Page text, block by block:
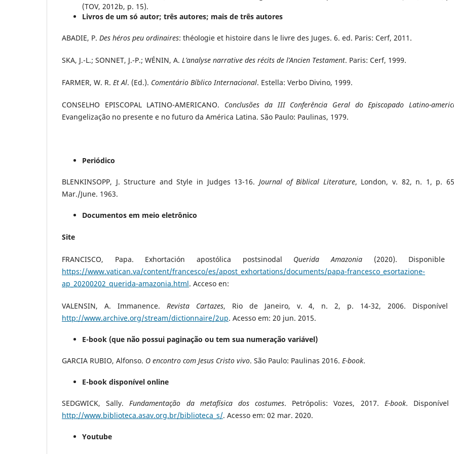
(TOV, 2012b, p. 15).
Livros de um só autor; três autores; mais de três autores
ABADIE, P. Des héros peu ordinaires: théologie et histoire dans le livre des Juges. 6. ed. Paris: Cerf, 2011.
SKA, J.-L.; SONNET, J.-P.; WÉNIN, A. L’analyse narrative des récits de l’Ancien Testament. Paris: Cerf, 1999.
FARMER, W. R. Et Al. (Ed.). Comentário Bíblico Internacional. Estella: Verbo Divino, 1999.
CONSELHO EPISCOPAL LATINO-AMERICANO. Conclusões da III Conferência Geral do Episcopado Latino-
Evangelização no presente e no futuro da América Latina. São Paulo: Paulinas, 1979.
Periódico
BLENKINSOPP, J. Structure and Style in Judges 13-16. Journal of Biblical Literature, London, v. 82, n. 1, p.
Mar./June. 1963.
Documentos em meio eletrônico
Site
FRANCISCO, Papa. Exhortación apostólica postsinodal Querida Amazonia (2020). Disponible
https://www.vatican.va/content/francesco/es/apost_exhortations/documents/papa-francesco_esortazione-
ap_20200202_querida-amazonia.html. Acceso en:
VALENSIN, A. Immanence. Revista Cartazes, Rio de Janeiro, v. 4, n. 2, p. 14-32, 2006. Disponível
http://www.archive.org/stream/dictionnaire/2up. Acesso em: 20 jun. 2015.
E-book (que não possui paginação ou tem sua numeração variável)
GARCIA RUBIO, Alfonso. O encontro com Jesus Cristo vivo. São Paulo: Paulinas 2016. E-book.
E-book disponível online
SEDGWICK, Sally.Fundamentação da metafísica dos costumes. Petrópolis: Vozes, 2017. E-book. Disponível
http://www.biblioteca.asav.org.br/biblioteca_s/. Acesso em: 02 mar. 2020.
Youtube